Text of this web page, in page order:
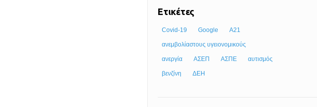
Ετικέτες
Covid-19 Google Α21
ανεμβολίαστους υγειονομικούς
ανεργία ΑΣΕΠ ΑΣΠΕ αυτισμός
βενζίνη ΔΕΗ